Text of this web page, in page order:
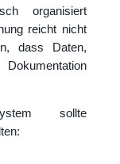
organisiert
reicht nicht
dass Daten,
sollte